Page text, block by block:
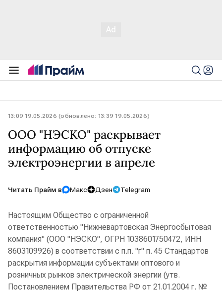
13:09 19.05.2026 (обновлено: 13:39 19.05.2026)
ООО "НЭСКО" раскрывает
информацию об отпуске
электроэнергии в апреле
Читать Прайм в Макс Дзен Telegram
Настоящим Общество с ограниченной
ответственностью "Нижневартовская Энергосбытовая
компания" (ООО "НЭСКО", ОГРН 1038601750472, ИНН
8603109926) в соответствии с п.п. "г" п. 45 Стандартов
раскрытия информации субъектами оптового и
розничных рынков электрической энергии (утв.
Постановлением Правительства РФ от 21.01.2004 г. №